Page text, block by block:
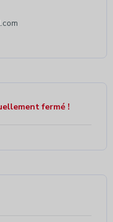
fermé !